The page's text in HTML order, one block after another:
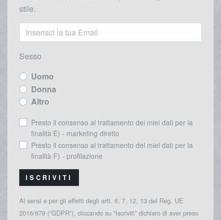
stile.
Sesso
Uomo
Donna
Altro
Presto il consenso al trattamento dei miei dati per la
finalità E) - marketing diretto
Presto il consenso al trattamento dei miei dati per la
finalità F) - profilazione
ISCRIVITI
Ai sensi e per gli effetti degli artt. 6, 7, 12, 13 del Reg. UE
2016/679 (“GDPR”), cliccando su “Iscriviti” dichiaro di aver preso